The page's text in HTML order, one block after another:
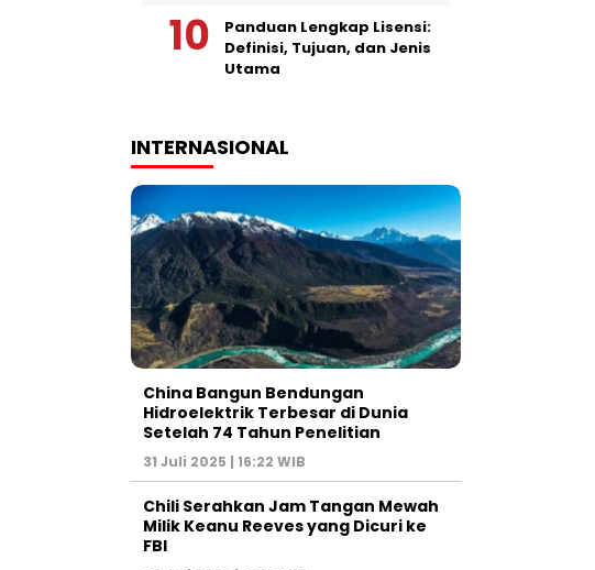
Panduan Lengkap Lisensi:
Definisi, Tujuan, dan Jenis
Utama
INTERNASIONAL
China Bangun Bendungan
Hidroelektrik Terbesar di Dunia
Setelah 74 Tahun Penelitian
31 Juli 2025 | 16:22 WIB
Chili Serahkan Jam Tangan Mewah
Milik Keanu Reeves yang Dicuri ke
FBI